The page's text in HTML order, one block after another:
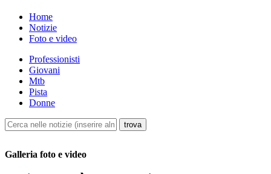
Home
Notizie
Foto e video
Professionisti
Giovani
Mtb
Pista
Donne
Galleria foto e video